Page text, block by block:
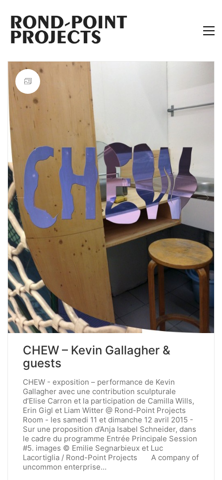
CHEW – Kevin Gallagher &
guests
CHEW - exposition – performance de Kevin
Gallagher avec une contribution sculpturale
d’Elise Carron et la participation de Camilla Wills,
Erin Gigl et Liam Witter @ Rond-Point Projects
Room - les samedi 11 et dimanche 12 avril 2015 -
Sur une proposition d’Anja Isabel Schneider, dans
le cadre du programme Entrée Principale Session
#5. images © Emilie Segnarbieux et Luc
Lacortiglia / Rond-Point Projects A company of
uncommon enterprise…